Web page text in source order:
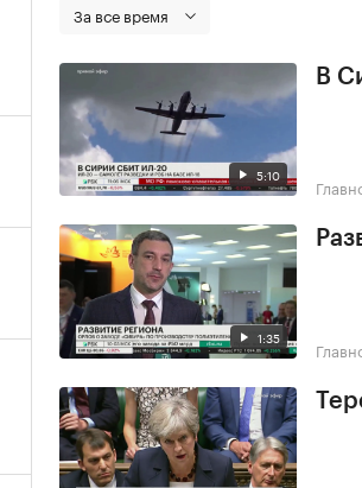
За все время
5:10
В
1:35